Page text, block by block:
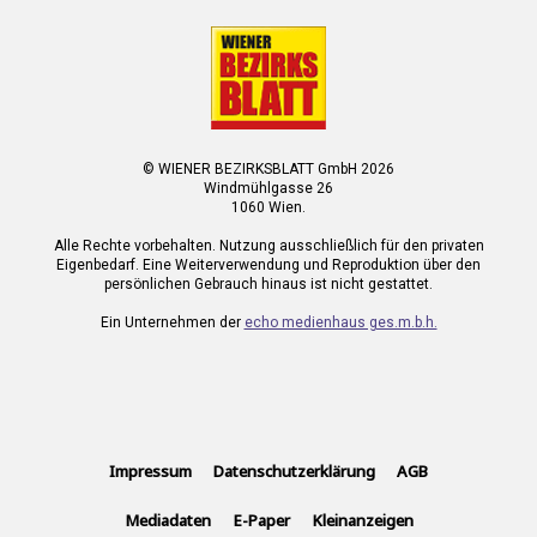
© WIENER BEZIRKSBLATT GmbH 2026
Windmühlgasse 26
1060 Wien.
Alle Rechte vorbehalten. Nutzung ausschließlich für den privaten
Eigenbedarf. Eine Weiterverwendung und Reproduktion über den
persönlichen Gebrauch hinaus ist nicht gestattet.
Ein Unternehmen der echo medienhaus ges.m.b.h.
Impressum Datenschutzerklärung AGB
Mediadaten E-Paper Kleinanzeigen